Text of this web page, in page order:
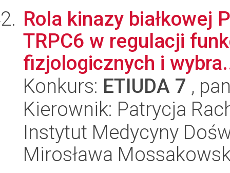
Rola kinazy białkowej
TRPC6 w regulacji
fizjologicznych i
Konkurs: ETIUDA 7 ,
Kierownik: Patrycja
Instytut Medycyny
Mirosława